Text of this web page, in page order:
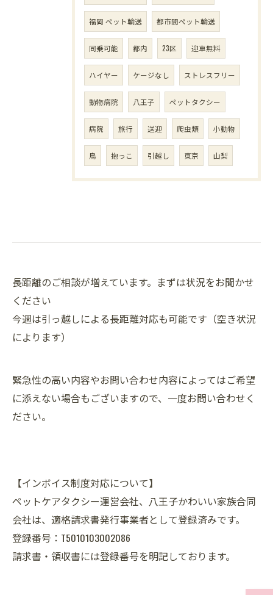
福岡 ペット輸送 都市間ペット輸送
同乗可能 都内 23区 迎車無料
ハイヤー ケージなし ストレスフリー
動物病院 八王子 ペットタクシー
病院 旅行 送迎 爬虫類 小動物
鳥 抱っこ 引越し 東京 山梨
長距離のご相談が増えています。まずは状況をお聞かせ
ください
今週は引っ越しによる長距離対応も可能です（空き状況
によります）
緊急性の高い内容やお問い合わせ内容によってはご希望
に添えない場合もございますので、一度お問い合わせく
ださい。
【インボイス制度対応について】
ペットケアタクシー運営会社、八王子かわいい家族合同
会社は、適格請求書発行事業者として登録済みです。
登録番号：T5010103002086
請求書・領収書には登録番号を明記しております。